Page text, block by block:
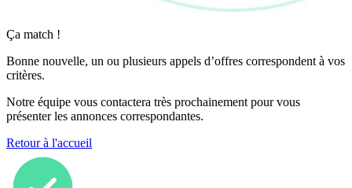
Ça match !
Bonne nouvelle, un ou plusieurs appels d’offres correspondent à vos
critères.
Notre équipe vous contactera très prochainement pour vous
présenter les annonces correspondantes.
Retour à l'accueil